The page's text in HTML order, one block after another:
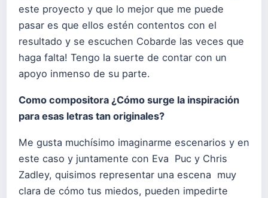
este proyecto y que lo mejor que me puede
pasar es que ellos estén contentos con el
resultado y se escuchen Cobarde las veces que
haga falta! Tengo la suerte de contar con un
apoyo inmenso de su parte.
Como compositora ¿Cómo surge la inspiración
para esas letras tan originales?
Me gusta muchísimo imaginarme escenarios y en
este caso y juntamente con Eva Puc y Chris
Zadley, quisimos representar una escena muy
clara de cómo tus miedos, pueden impedirte